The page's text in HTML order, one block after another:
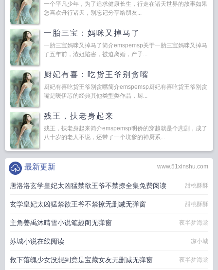
一个平凡少年，为了追求健康长生，行走在诸天世界的故事如果
您喜欢舟行诸天，别忘记分享给朋友...
一胎三宝：妈咪又掉马了
一胎三宝妈咪又掉马了简介emspemsp关于一胎三宝妈咪又掉马
了五年前，渣姐陷害，被迫离婚，产子...
厨妃有喜：吃货王爷别贪嘴
厨妃有喜吃货王爷别贪嘴简介emspemsp厨妃有喜吃货王爷别贪
嘴是暖伊芯的经典其他类型类作品，厨...
残王，扶老身起来
残王，扶老身起来简介emspemsp明侨的穿越就是个悲剧，成了
八十岁的老人不说，还带了一个坑爹的神厨系...
www.51xinshu.com
最新更新
唐洛洛玄学皇妃太凶猛禁欲王爷不禁撩全集免费阅读 甜桃酥酥
玄学皇妃太凶猛禁欲王爷不禁撩无删减无弹窗 甜桃酥酥
主角姜禹沐晴雪小说笔趣阁无弹窗 夜半梦海棠
苏城小说在线阅读 凉小城
救下落魄少女没想到竟是宝藏女友无删减无弹窗 夜半梦海棠